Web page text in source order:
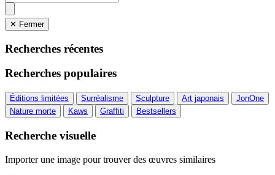
✕ Fermer
Recherches récentes
Recherches populaires
Éditions limitées Surréalisme Sculpture Art japonais
JonOne
Nature morte
Kaws Graffiti Bestsellers
Recherche visuelle
Importer une image pour trouver des œuvres similaires